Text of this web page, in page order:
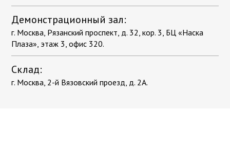
Демонстрационный зал:
г. Москва, Рязанский проспект, д. 32, кор. 3, БЦ «Наска
Плаза», этаж 3, офис 320.
Склад:
г. Москва, 2-й Вязовский проезд, д. 2А.